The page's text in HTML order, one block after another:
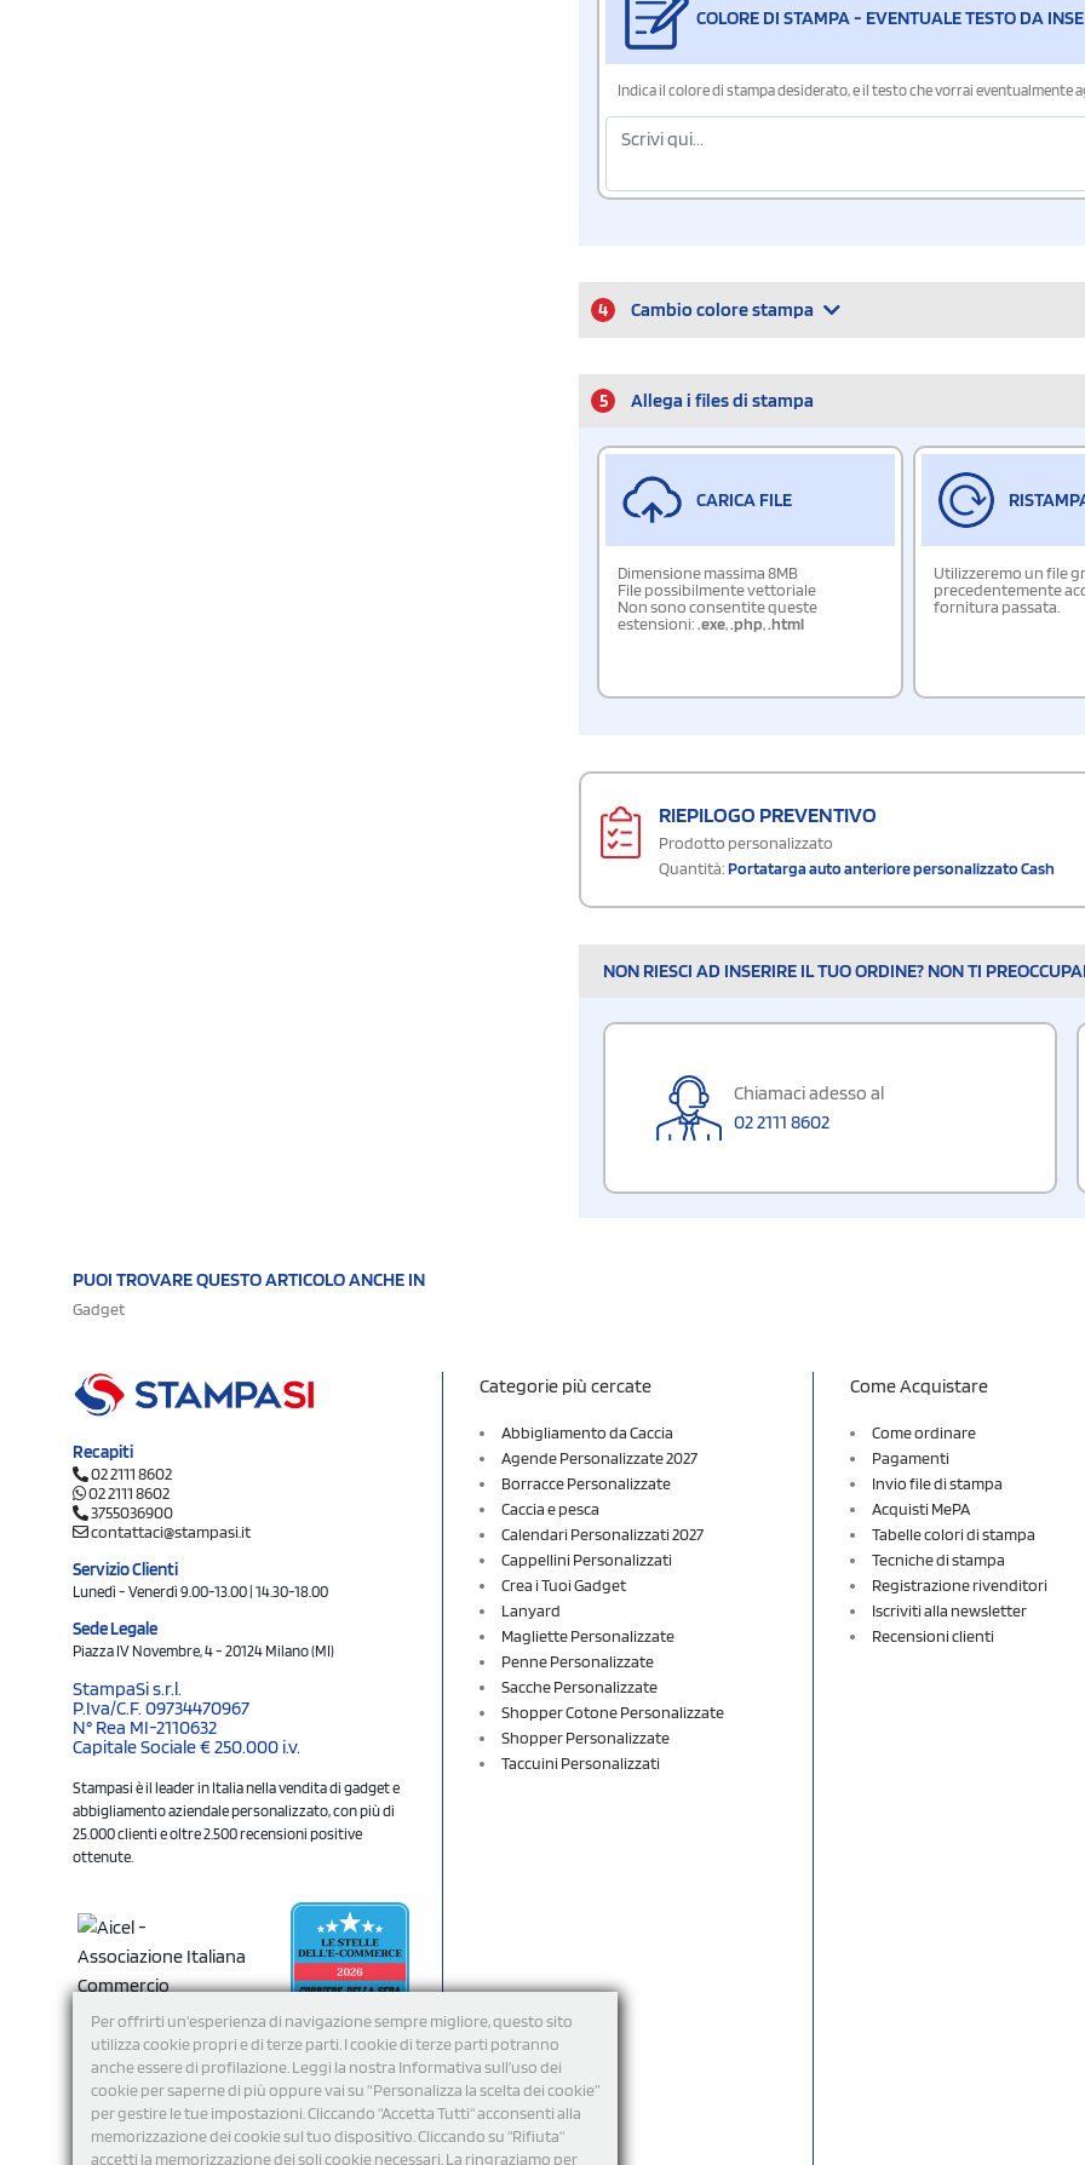
Per offrirti un'esperienza di navigazione sempre migliore, questo sito
utilizza cookie propri e di terze parti. I cookie di terze parti potranno
anche essere di profilazione. Leggi la nostra Informativa sull’uso dei
cookie per saperne di più oppure vai su “Personalizza la scelta dei cookie”
per gestire le tue impostazioni. Cliccando "Accetta Tutti" acconsenti alla
memorizzazione dei cookie sul tuo dispositivo. Cliccando su "Rifiuta"
accetti la memorizzazione dei soli cookie necessari. La ringraziamo per
COLORE DI STAMPA - EVENTUALE TESTO DA
Indica il colore di stampa desiderato, e il testo che vorrai eventualmente
4 Cambio colore stampa
5 Allega i files di stampa
CARICA FILE
Dimensione massima 8MB
File possibilmente vettoriale
Non sono consentite queste
estensioni:.exe,.php,.html
Utilizzeremo un file
precedentemente
fornitura passata.
RIEPILOGO PREVENTIVO
Prodotto personalizzato
Quantità:Portatarga auto anteriore personalizzato Cash
NON RIESCI AD INSERIRE IL TUO ORDINE? NON TI
Chiamaci adesso al
02 2111 8602
PUOI TROVARE QUESTO ARTICOLO ANCHE IN
Gadget
Recapiti
02 2111 8602
02 2111 8602
3755036900
contattaci@stampasi.it
Servizio Clienti
Lunedì - Venerdì 9.00-13.00 | 14.30-18.00
Sede Legale
Piazza IV Novembre, 4 - 20124 Milano (MI)
StampaSi s.r.l.
P.Iva/C.F. 09734470967
N° Rea MI-2110632
Capitale Sociale € 250.000 i.v.
Stampasi è il leader in Italia nella vendita di gadget e
abbigliamento aziendale personalizzato, con più di
25.000 clienti e oltre 2.500 recensioni positive
ottenute.
Seguici
Categorie più cercate
Abbigliamento da Caccia
Agende Personalizzate 2027
Borracce Personalizzate
Caccia e pesca
Calendari Personalizzati 2027
Cappellini Personalizzati
Crea i Tuoi Gadget
Lanyard
Magliette Personalizzate
Penne Personalizzate
Sacche Personalizzate
Shopper Cotone Personalizzate
Shopper Personalizzate
Taccuini Personalizzati
Come Acquistare
Come ordinare
Pagamenti
Invio file di stampa
Acquisti MePA
Tabelle colori di stampa
Tecniche di stampa
Registrazione rivenditori
Iscriviti alla newsletter
Recensioni clienti